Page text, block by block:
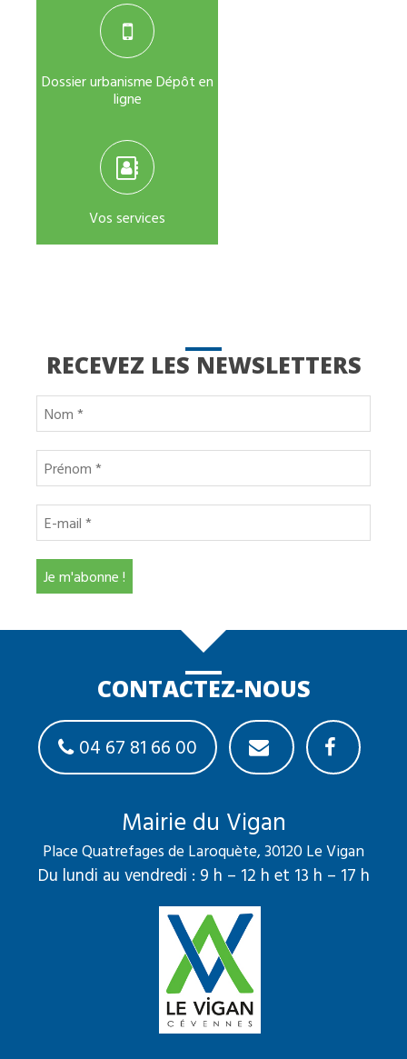
Dossier urbanisme Dépôt en
ligne
Vos services
RECEVEZ LES NEWSLETTERS
CONTACTEZ-NOUS
04 67 81 66 00
Mairie du Vigan
Place Quatrefages de Laroquète, 30120 Le Vigan
Du lundi au vendredi : 9 h – 12 h et 13 h – 17 h